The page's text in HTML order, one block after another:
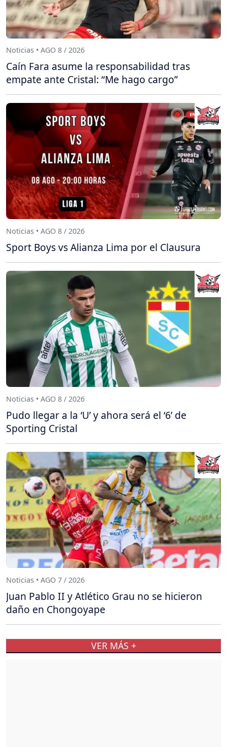
Noticias • AGO 8 / 2026
Caín Fara asume la responsabilidad tras
empate ante Cristal: “Me hago cargo”
Noticias • AGO 8 / 2026
Sport Boys vs Alianza Lima por el Clausura
Noticias • AGO 8 / 2026
Pudo llegar a la ‘U’ y ahora será el ‘6’ de
Sporting Cristal
Noticias • AGO 7 / 2026
Juan Pablo II y Atlético Grau no se hicieron
daño en Chongoyape
VER MÁS +